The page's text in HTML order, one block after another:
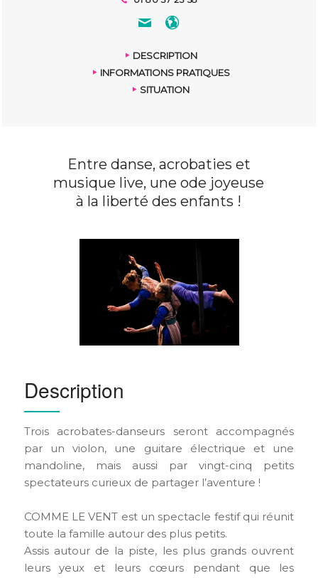
DESCRIPTION
INFORMATIONS PRATIQUES
SITUATION
Entre danse, acrobaties et
musique live, une ode joyeuse
à la liberté des enfants !
Description
Trois acrobates-danseurs seront accompagnés
par un violon, une guitare électrique et une
mandoline, mais aussi par vingt-cinq petits
spectateurs curieux de partager l’aventure !
COMME LE VENT est un spectacle festif qui réunit
toute la famille autour des plus petits.
Assis autour de la piste, les plus grands ouvrent
leurs yeux et leurs cœurs pendant que les